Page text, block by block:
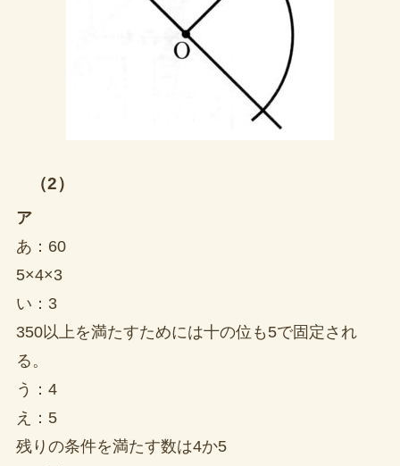
（2）
ア
あ：60
5×4×3
い：3
350以上を満たすためには十の位も5で固定され
る。
う：4
え：5
残りの条件を満たす数は4か5